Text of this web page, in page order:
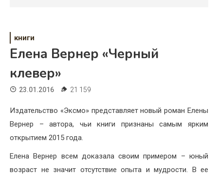
Жизнь
Хобби
Красота
книги
Елена Вернер «Черный
клевер»
23.01.2016 21 159
Издательство «Эксмо» представляет новый роман Елены
Вернер – автора, чьи книги признаны самым ярким
открытием 2015 года.
Елена Вернер всем доказала своим примером – юный
возраст не значит отсутствие опыта и мудрости. В ее